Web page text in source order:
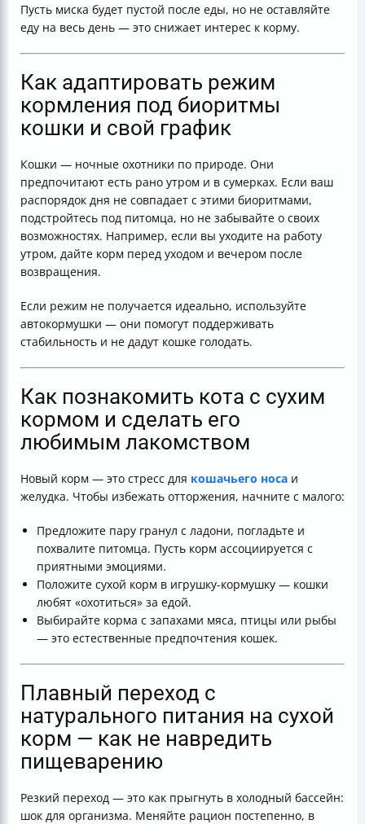
Пусть миска будет пустой после еды, но не оставляйте
еду на весь день — это снижает интерес к корму.
Как адаптировать режим
кормления под биоритмы
кошки и свой график
Кошки — ночные охотники по природе. Они
предпочитают есть рано утром и в сумерках. Если ваш
распорядок дня не совпадает с этими биоритмами,
подстройтесь под питомца, но не забывайте о своих
возможностях. Например, если вы уходите на работу
утром, дайте корм перед уходом и вечером после
возвращения.
Если режим не получается идеально, используйте
автокормушки — они помогут поддерживать
стабильность и не дадут кошке голодать.
Как познакомить кота с сухим
кормом и сделать его
любимым лакомством
Новый корм — это стресс для кошачьего носа и
желудка. Чтобы избежать отторжения, начните с малого:
Предложите пару гранул с ладони, погладьте и
похвалите питомца. Пусть корм ассоциируется с
приятными эмоциями.
Положите сухой корм в игрушку-кормушку — кошки
любят «охотиться» за едой.
Выбирайте корма с запахами мяса, птицы или рыбы
— это естественные предпочтения кошек.
Плавный переход с
натурального питания на сухой
корм — как не навредить
пищеварению
Резкий переход — это как прыгнуть в холодный бассейн:
шок для организма. Меняйте рацион постепенно, в